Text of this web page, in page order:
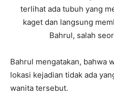
terlihat ada tubuh yang
kaget dan langsung
Bahrul, salah
Bahrul mengatakan, bahwa
lokasi kejadian tidak ada
wanita tersebut.